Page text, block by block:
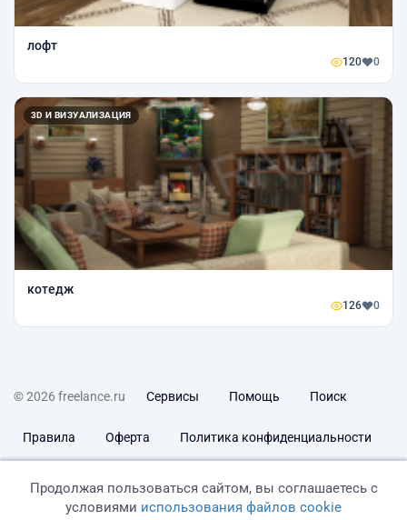
лофт
120 0
3D И ВИЗУАЛИЗАЦИЯ
котедж
126 0
© 2026 freelance.ru Сервисы Помощь Поиск
Правила Оферта Политика конфиденциальности
Продолжая пользоваться сайтом, вы соглашаетесь с
условиями использования файлов cookie